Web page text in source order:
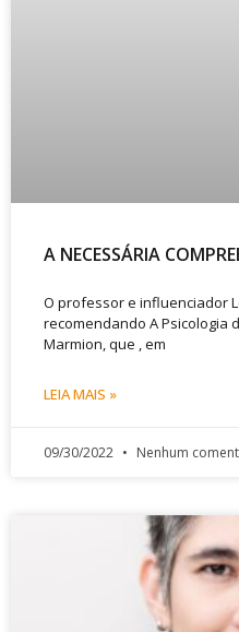
A NECESSÁRIA
O professor e influenciador
recomendando A Psicologia
Marmion, que , em
LEIA MAIS »
09/30/2022 Nenhum